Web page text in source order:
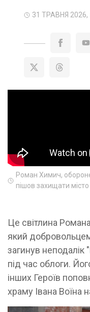
31 ТРАВНЯ 2026,
Роман Химич,
пішов захищати місто
Це світлина
який
загинув неподалік
під час облоги.
інших Героїв
храму Івана Воїна